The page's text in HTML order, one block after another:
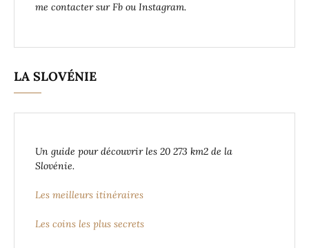
me contacter sur Fb ou Instagram.
LA SLOVÉNIE
Un guide pour découvrir les 20 273 km2 de la
Slovénie.
Les meilleurs itinéraires
Les coins les plus secrets